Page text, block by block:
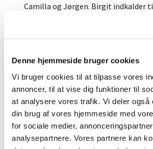
Denne hjemmeside bruger cookies
Vi bruger cookies til at tilpasse vores
annoncer, til at vise dig funktioner til
at analysere vores trafik. Vi deler også
din brug af vores hjemmeside med
for sociale medier,
analysepartnere. Vores partnere kan
Camilla og Jørgen. Birgit indkalder
menighedsrådets ønsker jf.
Gennemgået.
6. Skal der betales et beløb for lån/
sognehuset, når arrangementet er
karakter? Regulativ for sognehuset
Forslag om at
personale og frivillige incl.
sognehuset gratis. Der stemmes: For